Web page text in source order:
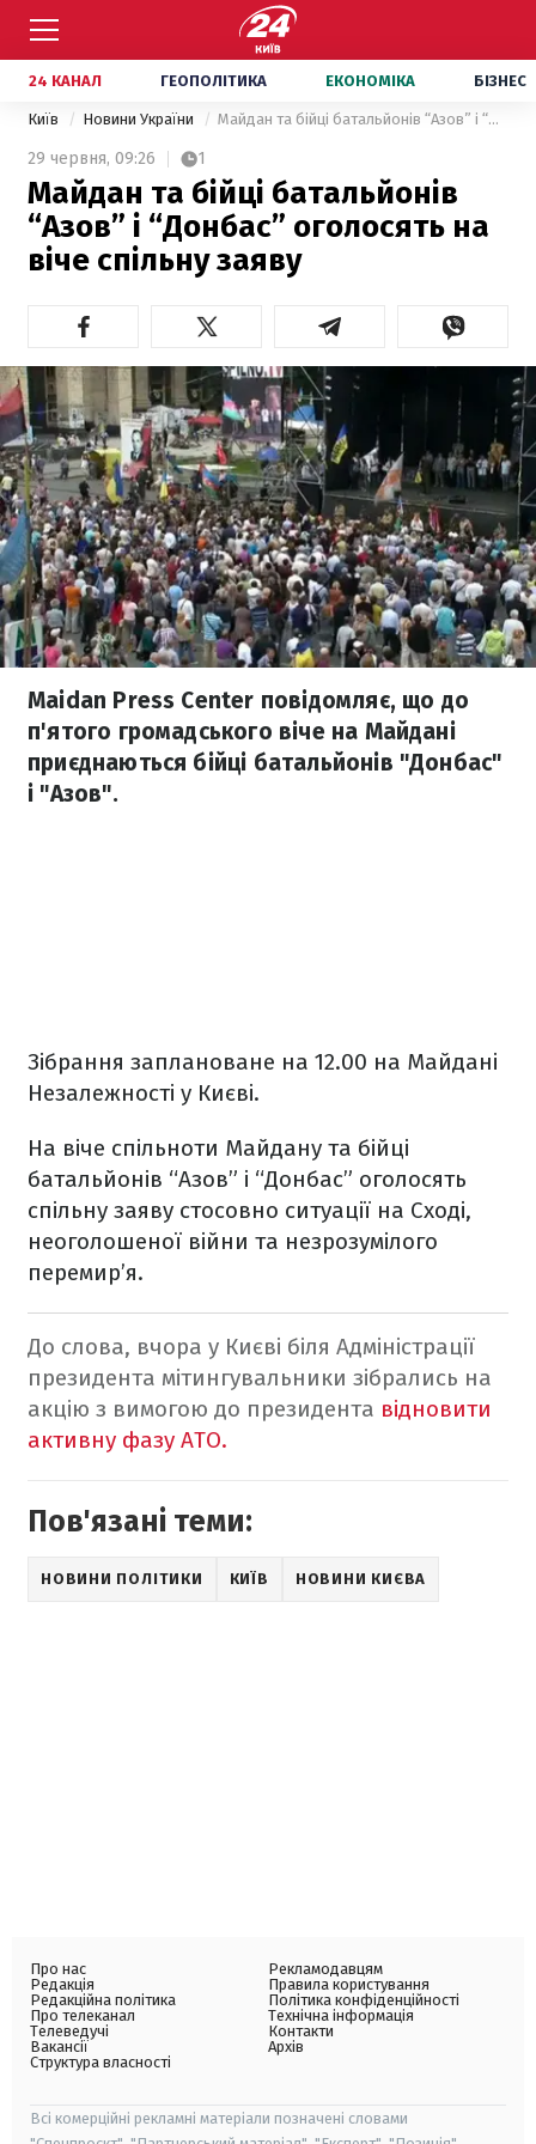
24 КАНАЛ ГЕОПОЛІТИКА ЕКОНОМІКА БІЗНЕС
Київ Новини України Майдан та бійці батальйонів “Азов” і “Донбас” оголосять на віче спільну заяву
29 червня, 09:26 1
Майдан та бійці батальйонів
“Азов” і “Донбас” оголосять на
віче спільну заяву
Maidan Press Center повідомляє, що до
п'ятого громадського віче на Майдані
приєднаються бійці батальйонів "Донбас"
і "Азов".
Зібрання заплановане на 12.00 на Майдані
Незалежності у Києві.
На віче спільноти Майдану та бійці
батальйонів “Азов” і “Донбас” оголосять
спільну заяву стосовно ситуації на Сході,
неоголошеної війни та незрозумілого
перемир’я.
До слова, вчора у Києві біля Адміністрації
президента мітингувальники зібрались на
акцію з вимогою до президента відновити
активну фазу АТО.
Пов'язані теми:
НОВИНИ ПОЛІТИКИ КИЇВ НОВИНИ КИЄВА
Про нас
Редакція
Редакційна політика
Про телеканал
Телеведучі
Вакансії
Структура власності
Рекламодавцям
Правила користування
Політика конфіденційності
Технічна інформація
Контакти
Архів
Всі комерційні рекламні матеріали позначені словами